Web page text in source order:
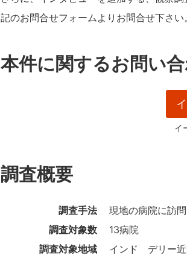
記のお問合せフォームよりお問合せ下さい。
本件に関するお問い
イ
調査概要
調査手法
現地の病院に訪
調査対象数
13病院
調査対象地域
インド デリー